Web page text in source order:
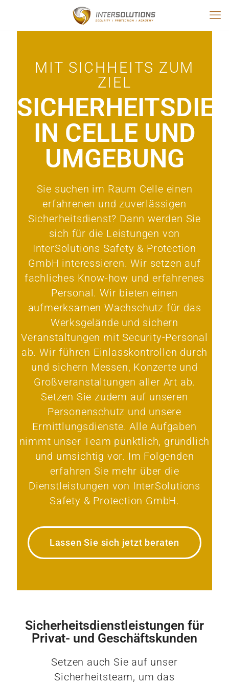
MIT SICHHEITS ZUM
ZIEL
IN CELLE UND
UMGEBUNG
Sie suchen im Raum Celle einen
erfahrenen und zuverlässigen
Sicherheitsdienst? Dann werden Sie
sich für die Leistungen von
InterSolutions Safety & Protection
GmbH interessieren. Wir setzen auf
fachliches Know-how und erfahrenes
Personal. Wir bieten einen
aufmerksamen Wachschutz für das
Werksgelände und sichern
Veranstaltungen mit Security-Personal
ab. Wir führen Einlasskontrollen durch
und sichern Messen, Konzerte und
Großveranstaltungen aller Art ab.
Setzen Sie zudem auf unseren
Personenschutz und unsere
Ermittlungsdienste. Alle Aufgaben
nimmt unser Team pünktlich, gründlich
und umsichtig vor. Im Folgenden
erfahren Sie mehr über die
Dienstleistungen von InterSolutions
Safety & Protection GmbH.
Lassen Sie sich jetzt beraten
Sicherheitsdienstleistungen für
Privat- und Geschäftskunden
Setzen auch Sie auf unser
Sicherheitsteam, um das